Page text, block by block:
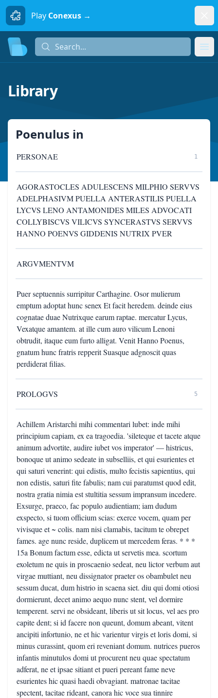
Play Conexus →
Search...
Library
Poenulus in
PERSONAE 1
AGORASTOCLES ADULESCENS MILPHIO SERVVS
ADELPHASIVM PUELLA ANTERASTILIS PUELLA
LYCVS LENO ANTAMONIDES MILES ADVOCATI
COLLYBISCVS VILICVS SYNCERASTVS SERVVS
HANNO POENVS GIDDENIS NUTRIX PVER
ARGVMENTVM
Puer septuennis surripitur Carthagine. Osor mulierum
emptum adoptat hunc senex Et facit heredem. deinde eius
cognatae duae Nutrixque earum raptae. mercatur Lycus,
Vexatque amantem. at ille cum auro vilicum Lenoni
obtrudit, itaque eum furto alligat. Venit Hanno Poenus,
gnatum hunc fratris repperit Suasque adgnoscit quas
perdiderat filias.
PROLOGVS 5
Achillem Aristarchi mihi commentari lubet: inde mihi
principium capiam, ex ea tragoedia. 'sileteque et tacete atque
animum advortite, audire iubet vos imperator' — histricus,
bonoque ut animo sedeate in subselliis, et qui esurientes et
qui saturi venerint: qui edistis, multo fecistis sapientius, qui
non edistis, saturi fite fabulis; nam cui paratumst quod edit,
nostra gratia nimia est stultitia sessum impransum incedere.
Exsurge, praeco, fac populo audientiam; iam dudum
exspecto, si tuom officium scias: exerce vocem, quam per
vivisque et ~ colis. nam nisi clamabis, tacitum te obrepet
fames. age nunc reside, duplicem ut mercedem feras. * * *
15a Bonum factum esse, edicta ut servetis mea. scortum
exoletum ne quis in proscaenio sedeat, neu lictor verbum aut
virgae muttiant, neu dissignator praeter os obambulet neu
sessum ducat, dum histrio in scaena siet. diu qui domi otiosi
dormierunt, decet animo aequo nunc stent, vel dormire
temperent. servi ne obsideant, liberis ut sit locus, vel aes pro
capite dent; si id facere non queunt, domum abeant, vitent
ancipiti infortunio, ne et hic varientur virgis et loris domi, si
minus curassint, quom eri reveniant domum. nutrices pueros
infantis minutulos domi ut procurent neu quae spectatum
adferat, ne et ipsae sitiant et pueri pereant fame neve
esurientes hic quasi haedi obvagiant. matronae tacitae
spectent, tacitae rideant, canora hic voce sua tinnire